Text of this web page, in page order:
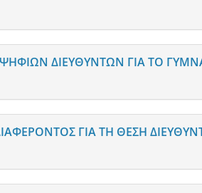
ΔΙΕΥΘΥΝΤΩΝ ΓΙΑ ΤΟ
ΓΙΑ ΤΗ ΘΕΣΗ